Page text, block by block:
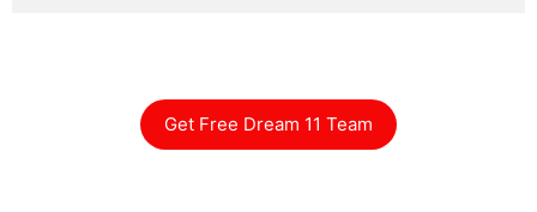
Get Free Dream 11 Team